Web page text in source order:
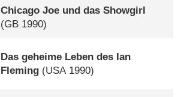
Chicago Joe und das Showgirl
(GB 1990)
Das geheime Leben des Ian
Fleming (USA1990)